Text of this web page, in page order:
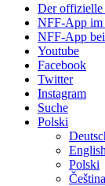
Der offizielle
NFF-App im
NFF-App
Youtube
Facebook
Twitter
Instagram
Suche
Polski
English
Polski
Čeština